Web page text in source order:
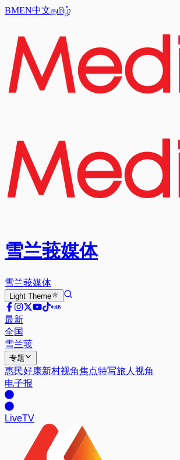
BMEN中文தமிழ்
雪兰莪媒体
雪兰莪媒体
Light Theme
最新
全国
雪兰莪
专题
惠民好康新村视角焦点特写旅人视角
电子报
LiveTV